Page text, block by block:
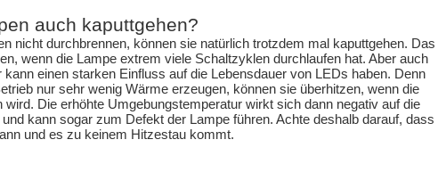
auch kaputtgehen?
nicht durchbrennen, können sie natürlich trotzdem mal kaputtgehen. Das
wenn die Lampe extrem viele Schaltzyklen durchlaufen hat. Aber auch
einen starken Einfluss auf die Lebensdauer von LEDs haben. Denn
nur sehr wenig Wärme erzeugen, können sie überhitzen, wenn die
wird. Die erhöhte Umgebungstemperatur wirkt sich dann negativ auf die
kann sogar zum Defekt der Lampe führen. Achte deshalb darauf, dass
und es zu keinem Hitzestau kommt.